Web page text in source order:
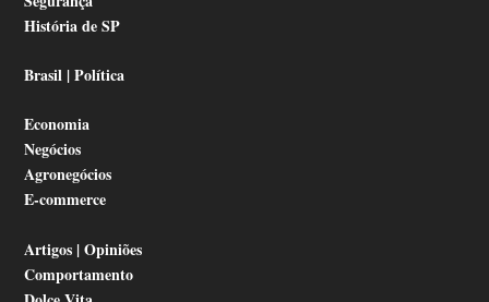
História de SP
Brasil | Política
Economia
Negócios
Agronegócios
E-commerce
Artigos | Opiniões
Comportamento